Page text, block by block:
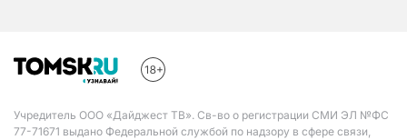
Учредитель ООО «Дайджест ТВ». Св-во о регистрации СМИ ЭЛ №ФС
77-71671 выдано Федеральной службой по надзору в сфере связи,